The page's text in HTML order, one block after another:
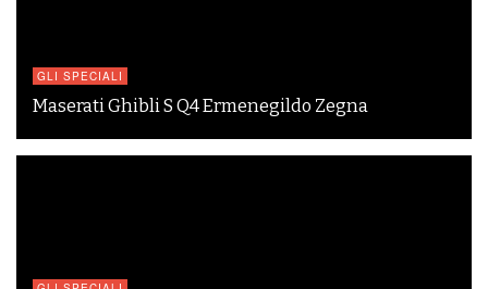
GLI SPECIALI
Maserati Ghibli S Q4 Ermenegildo Zegna